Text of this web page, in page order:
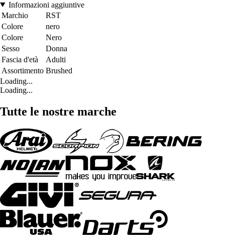
Informazioni aggiuntive
Marchio
RST
Colore
nero
Colore
Nero
Sesso
Donna
Fascia d'età
Adulti
Assortimento Brushed
Loading...
Loading...
Tutte le nostre marche